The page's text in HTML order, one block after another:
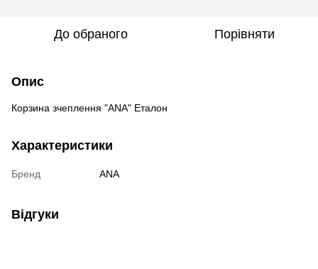
До обраного Порівняти
Опис
Корзина зчеплення "ANA" Еталон
Характеристики
Бренд ANA
Відгуки